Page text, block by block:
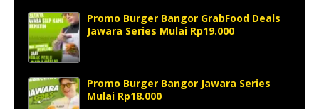
Promo Burger Bangor GrabFood Deals
Jawara Series Mulai Rp19.000
Promo Burger Bangor Jawara Series
Mulai Rp18.000